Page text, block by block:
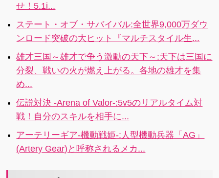
せ！5.1i...
ステート・オブ・サバイバル:全世界9,000万ダウ
ンロード突破の大ヒット『マルチスタイル生...
雄才三国～雄才で争う激動の天下～:天下は三国に
分裂、戦いの火が燃え上がる。各地の雄才を集
め...
伝説対決 -Arena of Valor-:5v5のリアルタイム対
戦！自分のスキルを相手に...
アーテリーギア-機動戦姫-:人型機動兵器「AG」
(Artery Gear)と呼称されるメカ...